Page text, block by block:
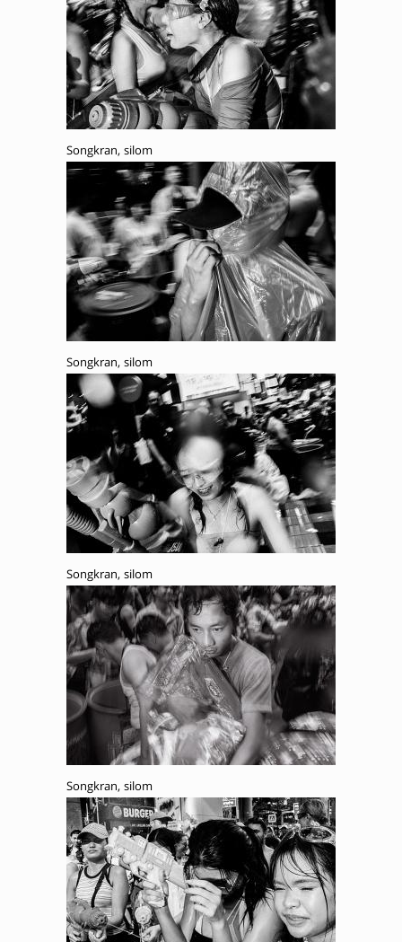
Songkran, silom
Songkran, silom
Songkran, silom
Songkran, silom